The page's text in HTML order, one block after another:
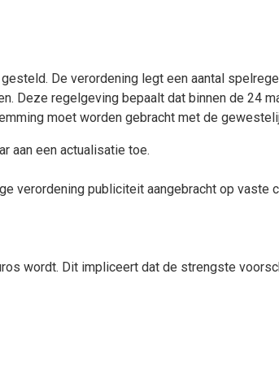
De verordening legt een aantal
Deze regelgeving bepaalt dat binnen de 24
moet worden gebracht met de
aan een actualisatie toe.
verordening publiciteit aangebracht op vaste
wordt. Dit impliceert dat de strengste